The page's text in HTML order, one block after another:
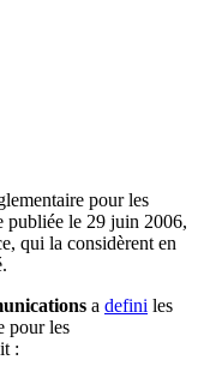
pour les
publiée le 29 juin 2006,
qui la considèrent en
a defini les
pour les
: